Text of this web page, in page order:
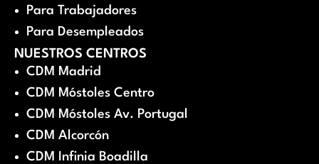
Para Trabajadores
Para Desempleados
NUESTROS CENTROS
CDM Madrid
CDM Móstoles Centro
CDM Móstoles Av. Portugal
CDM Alcorcón
CDM Infinia Boadilla